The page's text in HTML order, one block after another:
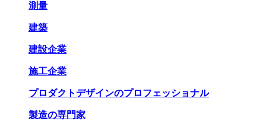
測量
建築
建設企業
施工企業
プロダクトデザインのプロフェッショナル
製造の専門家